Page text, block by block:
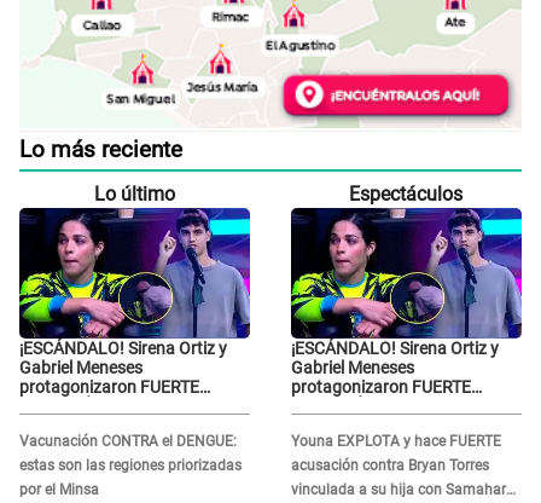
Lo más reciente
Lo último
¡ESCÁNDALO! Sirena Ortiz y
Gabriel Meneses
protagonizaron FUERTE
Vacunación CONTRA el DENGUE:
estas son las regiones priorizadas
por el Minsa
Espectáculos
¡ESCÁNDALO! Sirena Ortiz y
Gabriel Meneses
protagonizaron FUERTE
Youna EXPLOTA y hace FUERTE
acusación contra Bryan Torres
vinculada a su hija con Samahara